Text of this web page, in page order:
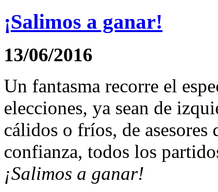
¡Salimos a ganar!
13/06/2016
Un fantasma recorre el
elecciones, ya sean de
cálidos o fríos, de
confianza, todos los
¡Salimos a ganar!